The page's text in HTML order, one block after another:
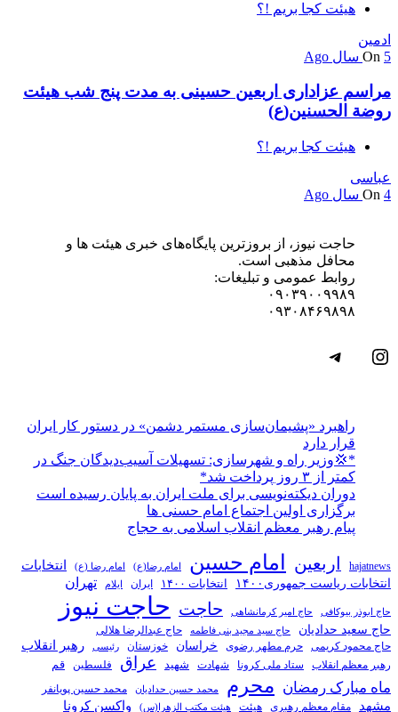
هیئت کجا بریم !؟
ادمین
On 5 سال Ago
مراسم عزاداری اربعین حسینی به مدت پنج شب هیئت
روضة الحسنین(ع)
هیئت کجا بریم !؟
عباسی
On 4 سال Ago
حاجت نیوز، از بروزترین پایگاه‌های خبری هیئت ها و
محافل مذهبی است.
روابط عمومی و تبلیغات:
۰۹۰۳۹۰۰۹۹۸۹
۰۹۳۰۸۴۶۹۸۹۸
اینستاگرم
تلگرام
راهبرد «پشیمان‌سازی مستمر دشمن» در دستور کار ایران
قرار دارد
*💢وزیر راه و شهرسازی: تسهیلات آسیب‌دیدگان جنگ در
کمتر از ۳ روز پرداخت شد*
دوران دیکته‌نویسی برای ملت ایران به پایان رسیده است
برگزاری اولین اجتماع امام حسنی ها
پیام رهبر معظم انقلاب اسلامی به حجاج
hajatnews اربعین امام حسین امام رضا(ع) امام رضا (ع) انتخابات
انتخابات ریاست جمهوری۱۴۰۰ انتخابات ۱۴۰۰ ایران ایلام تهران
حاج ابوذر بیوکافی حاج امیر کرمانشاهی حاجت حاجت نیوز
حاج سعید حدادیان حاج سید مجید بنی فاطمه
حاج عبدالرضا هلالی
حاج محمود کریمی
حرم مطهر رضوی خراسان خوزستان رئیسی رهبر انقلاب
رهبر معظم انقلاب ستاد ملی کرونا شهادت شهید عراق فلسطین قم
ماه مبارک رمضان محرم محمد حسین حدادیان محمد حسین پویانفر
مشهد مقام معظم رهبری هیئت هیئت مکتب الزهرا(س) واکسن کرونا